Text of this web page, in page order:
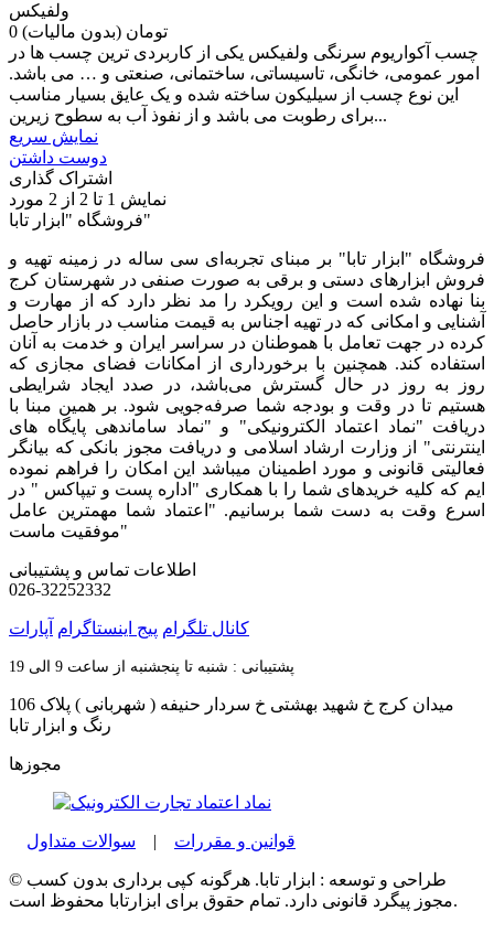
ولفیکس
0 تومان (بدون مالیات)
چسب آکواریوم سرنگی ولفیکس یکی از کاربردی ترین چسب ها در
امور عمومی، خانگی، تاسیساتی، ساختمانی، صنعتی و … می باشد.
این نوع چسب از سیلیکون ساخته شده و یک عایق بسیار مناسب
برای رطوبت می باشد و از نفوذ آب به سطوح زیرین...
نمایش سریع
دوست داشتن
اشتراک گذاری
نمایش 1 تا 2 از 2 مورد
فروشگاه "ابزار تابا"
فروشگاه "ابزار تابا" بر مبنای تجربه‌ای سی ساله در زمینه تهیه و
فروش ابزارهای دستی و برقی به صورت صنفی در شهرستان کرج
بنا نهاده شده است و این رویکرد را مد نظر دارد که از مهارت و
آشنایی و امکانی که در تهیه اجناس به قیمت مناسب در بازار حاصل
کرده در جهت تعامل با هموطنان در سراسر ایران و خدمت به آنان
استفاده کند. همچنین با برخورداری از امکانات فضای مجازی که
روز به روز در حال گسترش می‌باشد، در صدد ایجاد شرایطی
هستیم تا در وقت و بودجه شما صرفه‌جویی شود. بر همین مبنا با
دریافت "نماد اعتماد الکترونیکی" و "نماد ساماندهی پایگاه های
اینترنتی" از وزارت ارشاد اسلامی و دریافت مجوز بانکی که بیانگر
فعالیتی قانونی و مورد اطمینان میباشد این امکان را فراهم نموده
ایم که کلیه خریدهای شما را با همکاری "اداره پست و تیپاکس " در
اسرع وقت به دست شما برسانیم. "اعتماد شما مهمترین عامل
موفقیت ماست"
اطلاعات تماس و پشتیبانی
026-32252332
کانال تلگرام پیج اینستاگرام آپارات
پشتیبانی : شنبه تا پنجشنبه از ساعت 9 الی 19
میدان کرج خ شهید بهشتی خ سردار حنیفه ( شهربانی ) پلاک 106
رنگ و ابزار تابا
مجوزها
قوانین و مقررات | سوالات متداول
© طراحی و توسعه : ابزار تابا. هرگونه کپی برداری بدون کسب
مجوز پیگرد قانونی دارد. تمام حقوق برای ابزارتابا محفوظ است.